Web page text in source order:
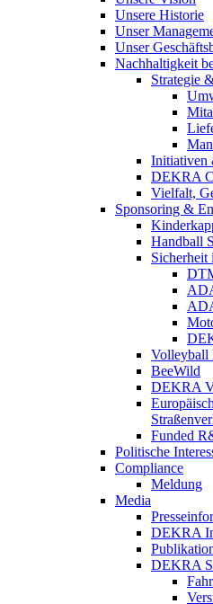
Unsere Historie
Unser
Unser
Nachhaltigkeit
Strategie
Initiativen
DEKRA
Vielfalt,
Sponsoring &
Handball
Volleyball
BeeWild
DEKRA
Funded
Politische
Compliance
Meldung
Media
DEKRA
DEKRA